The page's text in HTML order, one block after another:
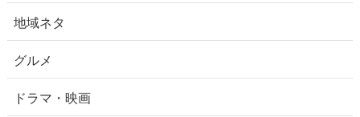
地域ネタ
グルメ
ドラマ・映画